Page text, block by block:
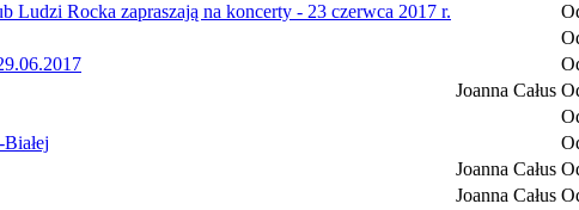
Rocka zapraszają na koncerty - 23 czerwca 2017 r.
Joanna Całus
Joanna Całus
Joanna Całus